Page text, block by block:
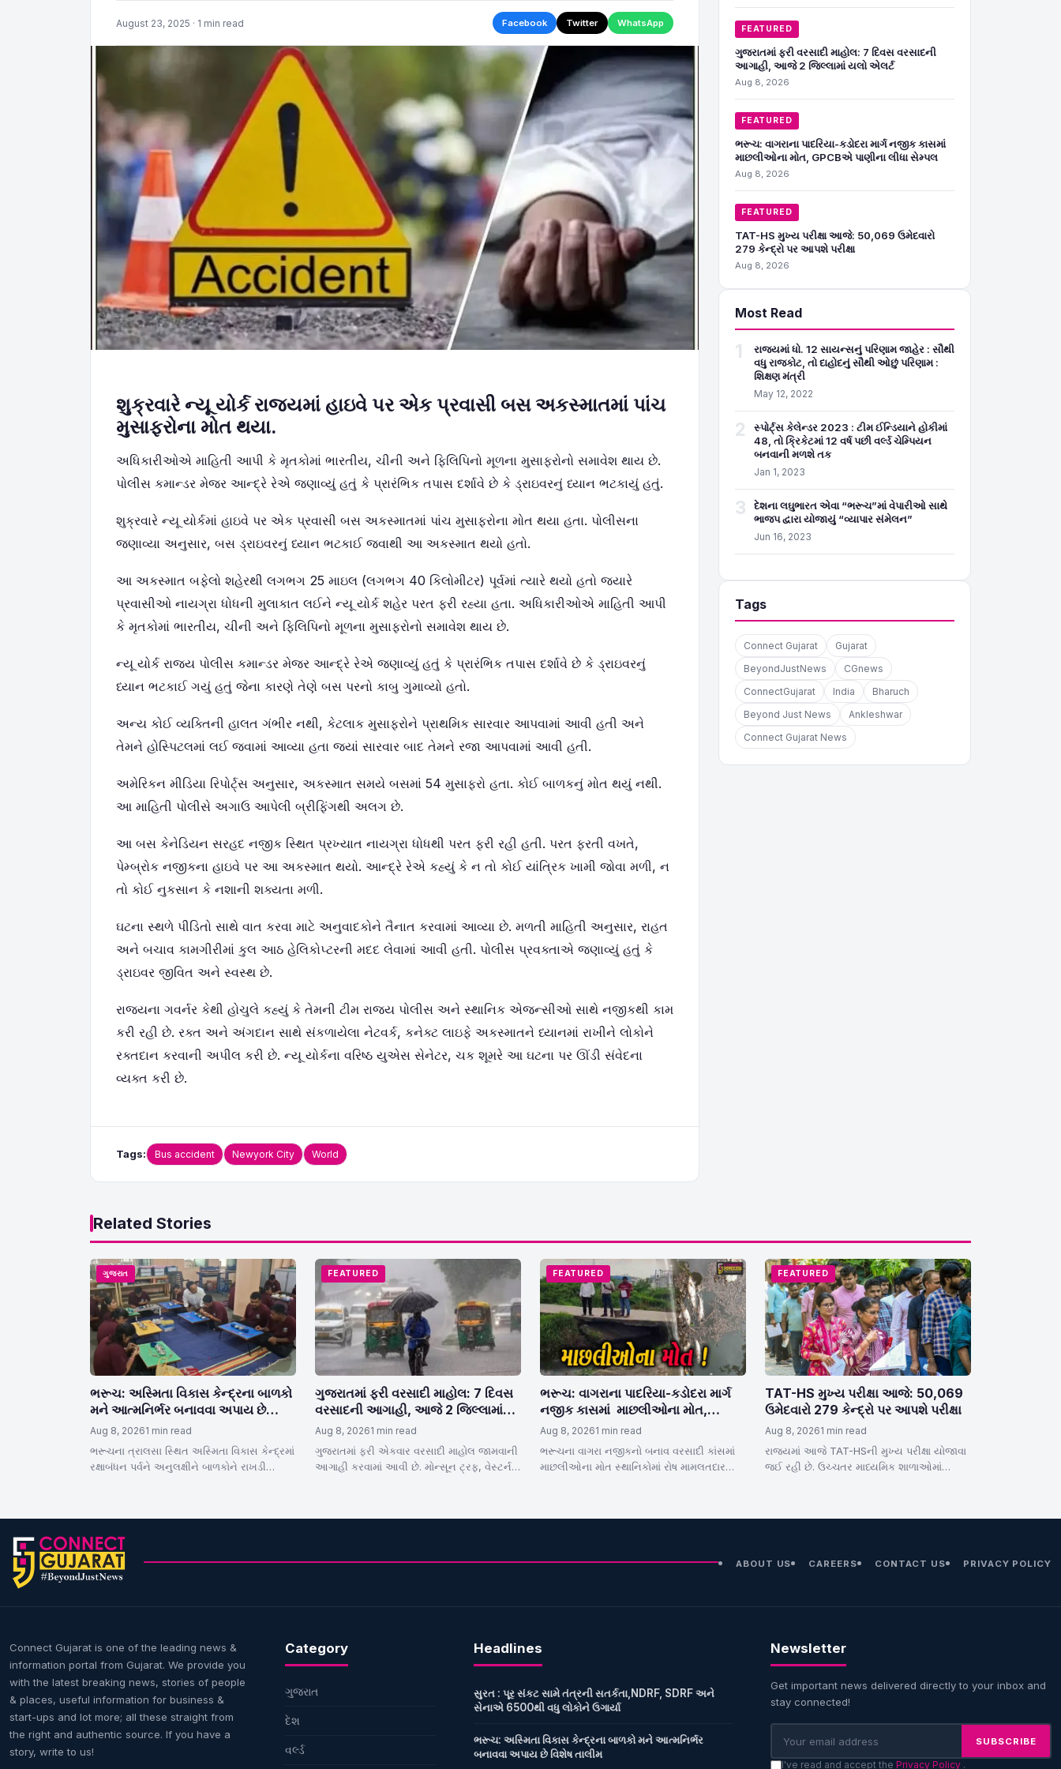
August 23, 2025 · 1 min read Facebook Twitter WhatsApp
શુક્રવારે ન્યૂ યોર્ક રાજ્યમાં હાઇવે પર એક પ્રવાસી બસ અકસ્માતમાં પાંચ
મુસાફરોના મોત થયા.
અધિકારીઓએ માહિતી આપી કે મૃતકોમાં ભારતીય, ચીની અને ફિલિપિનો મૂળના મુસાફરોનો સમાવેશ થાય છે.
પોલીસ કમાન્ડર મેજર આન્દ્રે રેએ જણાવ્યું હતું કે પ્રારંભિક તપાસ દર્શાવે છે કે ડ્રાઇવરનું ધ્યાન ભટકાયું હતું.
શુક્રવારે ન્યૂ યોર્કમાં હાઇવે પર એક પ્રવાસી બસ અકસ્માતમાં પાંચ મુસાફરોના મોત થયા હતા. પોલીસના
જણાવ્યા અનુસાર, બસ ડ્રાઇવરનું ધ્યાન ભટકાઈ જવાથી આ અકસ્માત થયો હતો.
આ અકસ્માત બફેલો શહેરથી લગભગ 25 માઇલ (લગભગ 40 કિલોમીટર) પૂર્વમાં ત્યારે થયો હતો જ્યારે
પ્રવાસીઓ નાયગ્રા ધોધની મુલાકાત લઈને ન્યૂ યોર્ક શહેર પરત ફરી રહ્યા હતા. અધિકારીઓએ માહિતી આપી
કે મૃતકોમાં ભારતીય, ચીની અને ફિલિપિનો મૂળના મુસાફરોનો સમાવેશ થાય છે.
ન્યૂ યોર્ક રાજ્ય પોલીસ કમાન્ડર મેજર આન્દ્રે રેએ જણાવ્યું હતું કે પ્રારંભિક તપાસ દર્શાવે છે કે ડ્રાઇવરનું
ધ્યાન ભટકાઈ ગયું હતું જેના કારણે તેણે બસ પરનો કાબુ ગુમાવ્યો હતો.
અન્ય કોઈ વ્યક્તિની હાલત ગંભીર નથી, કેટલાક મુસાફરોને પ્રાથમિક સારવાર આપવામાં આવી હતી અને
તેમને હોસ્પિટલમાં લઈ જવામાં આવ્યા હતા જ્યાં સારવાર બાદ તેમને રજા આપવામાં આવી હતી.
અમેરિકન મીડિયા રિપોર્ટ્સ અનુસાર, અકસ્માત સમયે બસમાં 54 મુસાફરો હતા. કોઈ બાળકનું મોત થયું નથી.
આ માહિતી પોલીસે અગાઉ આપેલી બ્રીફિંગથી અલગ છે.
આ બસ કેનેડિયન સરહદ નજીક સ્થિત પ્રખ્યાત નાયગ્રા ધોધથી પરત ફરી રહી હતી. પરત ફરતી વખતે,
પેમ્બ્રોક નજીકના હાઇવે પર આ અકસ્માત થયો. આન્દ્રે રેએ કહ્યું કે ન તો કોઈ યાંત્રિક ખામી જોવા મળી, ન
તો કોઈ નુકસાન કે નશાની શક્યતા મળી.
ઘટના સ્થળે પીડિતો સાથે વાત કરવા માટે અનુવાદકોને તૈનાત કરવામાં આવ્યા છે. મળતી માહિતી અનુસાર, રાહત
અને બચાવ કામગીરીમાં કુલ આઠ હેલિકોપ્ટરની મદદ લેવામાં આવી હતી. પોલીસ પ્રવક્તાએ જણાવ્યું હતું કે
ડ્રાઇવર જીવિત અને સ્વસ્થ છે.
રાજ્યના ગવર્નર કેથી હોચુલે કહ્યું કે તેમની ટીમ રાજ્ય પોલીસ અને સ્થાનિક એજન્સીઓ સાથે નજીકથી કામ
કરી રહી છે. રક્ત અને અંગદાન સાથે સંકળાયેલા નેટવર્ક, કનેક્ટ લાઇફે અકસ્માતને ધ્યાનમાં રાખીને લોકોને
રક્તદાન કરવાની અપીલ કરી છે. ન્યૂ યોર્કના વરિષ્ઠ યુએસ સેનેટર, ચક શૂમરે આ ઘટના પર ઊંડી સંવેદના
વ્યક્ત કરી છે.
Tags: Bus accident Newyork City World
FEATURED
ગુજરાતમાં ફરી વરસાદી માહોલ: 7 દિવસ વરસાદની
આગાહી, આજે 2 જિલ્લામાં યલો એલર્ટ
Aug 8, 2026
FEATURED
ભરૂચ: વાગરાના પાદરિયા-કડોદરા માર્ગ નજીક કાસમાં
માછલીઓના મોત, GPCBએ પાણીના લીધા સેમ્પલ
Aug 8, 2026
FEATURED
TAT-HS મુખ્ય પરીક્ષા આજે: 50,069 ઉમેદવારો
279 કેન્દ્રો પર આપશે પરીક્ષા
Aug 8, 2026
Most Read
1
રાજ્યમાં ધો. 12 સાયન્સનું પરિણામ જાહેર : સૌથી
વધુ રાજકોટ, તો દાહોદનું સૌથી ઓછું પરિણામ :
શિક્ષણ મંત્રી
May 12, 2022
2
સ્પોર્ટ્સ કેલેન્ડર 2023 : ટીમ ઈન્ડિયાને હોકીમાં
48, તો ક્રિકેટમાં 12 વર્ષ પછી વર્લ્ડ ચેમ્પિયન
બનવાની મળશે તક
Jan 1, 2023
3
દેશના લઘુભારત એવા “ભરૂચ”માં વેપારીઓ સાથે
ભાજપ દ્વારા યોજાયું “વ્યાપાર સંમેલન”
Jun 16, 2023
Tags
Connect Gujarat
Gujarat
BeyondJustNews
CGnews
ConnectGujarat
India
Bharuch
Beyond Just News
Ankleshwar
Connect Gujarat News
Related Stories
ગુજરાત
ભરૂચ: અસ્મિતા વિકાસ કેન્દ્રના બાળકો
મને આત્મનિર્ભર બનાવવા અપાય છે
વિશેષ તાલીમ
Aug 8, 20261 min read
ભરૂચના ત્રાલસા સ્થિત અસ્મિતા વિકાસ કેન્દ્રમાં
રક્ષાબંધન પર્વને અનુલક્ષીને બાળકોને રાખડી
FEATURED
ગુજરાતમાં ફરી વરસાદી માહોલ: 7 દિવસ
વરસાદની આગાહી, આજે 2 જિલ્લામાં
યલો એલર્ટ
Aug 8, 20261 min read
ગુજરાતમાં ફરી એકવાર વરસાદી માહોલ જામવાની
આગાહી કરવામાં આવી છે. મોન્સૂન ટ્રફ, વેસ્ટર્ન
FEATURED
ભરૂચ: વાગરાના પાદરિયા-કડોદરા માર્ગ
નજીક કાસમાં માછલીઓના મોત,
GPCBએ પાણીના લીધા સેમ્પલ
Aug 8, 20261 min read
ભરૂચના વાગરા નજીકનો બનાવ વરસાદી કાંસમાં
માછલીઓના મોત સ્થાનિકોમાં રોષ મામલતદાર
FEATURED
TAT-HS મુખ્ય પરીક્ષા આજે: 50,069
ઉમેદવારો 279 કેન્દ્રો પર આપશે પરીક્ષા
Aug 8, 20261 min read
રાજ્યમાં આજે TAT-HSની મુખ્ય પરીક્ષા યોજાવા
જઈ રહી છે. ઉચ્ચતર માધ્યમિક શાળાઓમાં
ABOUT US CAREERS CONTACT US PRIVACY POLICY
Connect Gujarat is one of the leading news &
information portal from Gujarat. We provide you
with the latest breaking news, stories of people
& places, useful information for business &
start-ups and lot more; all these straight from
the right and authentic source. If you have a
story, write to us!
Category
ગુજરાત
દેશ
વર્લ્ડ
Headlines
સુરત : પૂર સંકટ સામે તંત્રની સતર્કતા,NDRF, SDRF અને
સેનાએ 6500થી વધુ લોકોને ઉગાર્યા
ભરૂચ: અસ્મિતા વિકાસ કેન્દ્રના બાળકો મને આત્મનિર્ભર
બનાવવા અપાય છે વિશેષ તાલીમ
Newsletter
Get important news delivered directly to your inbox and
stay connected!
SUBSCRIBE
I've read and accept thePrivacy Policy .